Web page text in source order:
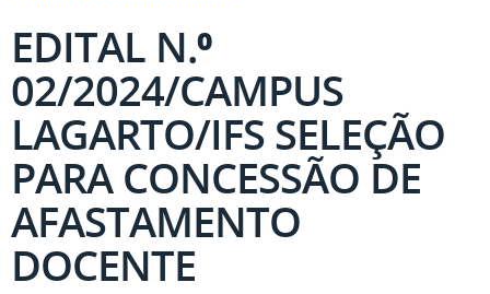
EDITAL N.⁰
02/2024/CAMPUS
LAGARTO/IFS SELEÇÃO
PARA CONCESSÃO DE
AFASTAMENTO
DOCENTE